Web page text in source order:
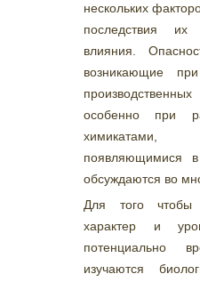
нескольких
последствия их
влияния.
возникающие
особенно при
появляющимися
обсуждаются во
Для того чтобы
характер и
потенциально
изучаются